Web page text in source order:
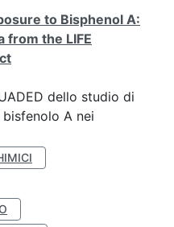
to Bisphenol A:
from the LIFE
dello studio di
A nei